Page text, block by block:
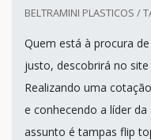
BELTRAMINI PLASTICOS /
Quem está à procura
justo, descobrirá no
Realizando uma
e conhecendo a líder
assunto é tampas flip